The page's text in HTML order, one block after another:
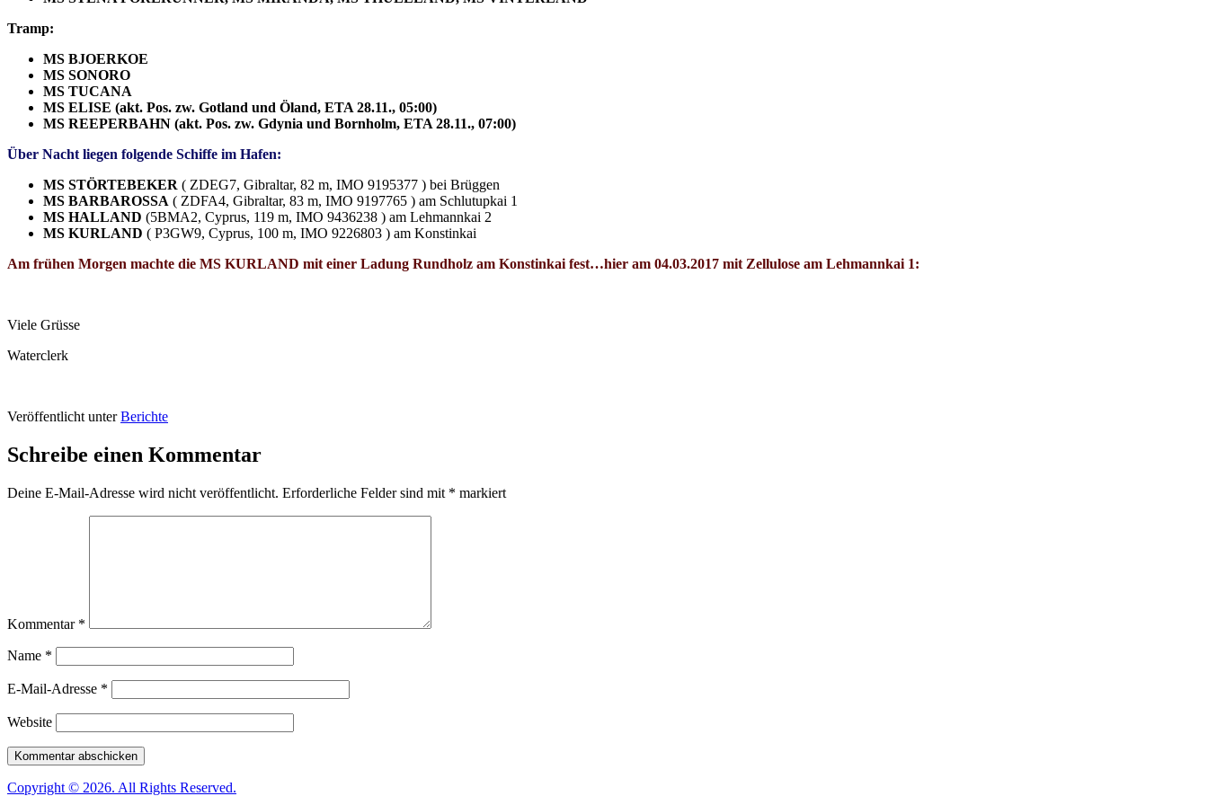
Tramp:
MS BJOERKOE
MS SONORO
MS TUCANA
MS ELISE (akt. Pos. zw. Gotland und Öland, ETA 28.11., 05:00)
MS REEPERBAHN (akt. Pos. zw. Gdynia und Bornholm, ETA 28.11., 07:00)
Über Nacht liegen folgende Schiffe im Hafen:
MS STÖRTEBEKER ( ZDEG7, Gibraltar, 82 m, IMO 9195377 ) bei Brüggen
MS BARBAROSSA ( ZDFA4, Gibraltar, 83 m, IMO 9197765 ) am Schlutupkai 1
MS HALLAND (5BMA2, Cyprus, 119 m, IMO 9436238 ) am Lehmannkai 2
MS KURLAND ( P3GW9, Cyprus, 100 m, IMO 9226803 ) am Konstinkai
Am frühen Morgen machte die MS KURLAND mit einer Ladung Rundholz am Konstinkai fest…hier am 04.03.2017 mit Zellulose am Lehmannkai 1:
Viele Grüsse
Waterclerk
Veröffentlicht unter Berichte
Schreibe einen Kommentar
Deine E-Mail-Adresse wird nicht veröffentlicht. Erforderliche Felder sind mit * markiert
Kommentar *
Name *
E-Mail-Adresse *
Website
Copyright © 2026. All Rights Reserved.